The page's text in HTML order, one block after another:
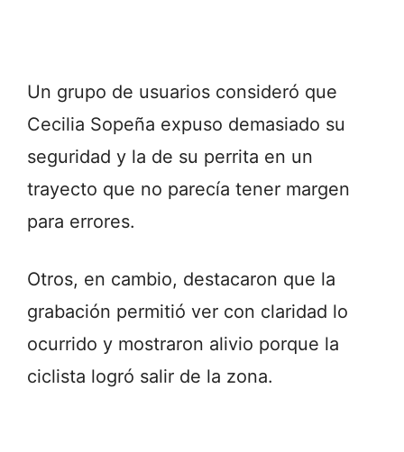
Un grupo de usuarios consideró que
Cecilia Sopeña expuso demasiado su
seguridad y la de su perrita en un
trayecto que no parecía tener margen
para errores.
Otros, en cambio, destacaron que la
grabación permitió ver con claridad lo
ocurrido y mostraron alivio porque la
ciclista logró salir de la zona.